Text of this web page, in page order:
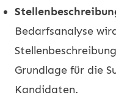
Bedarfsanalyse
Grundlage für die
Kandidaten.